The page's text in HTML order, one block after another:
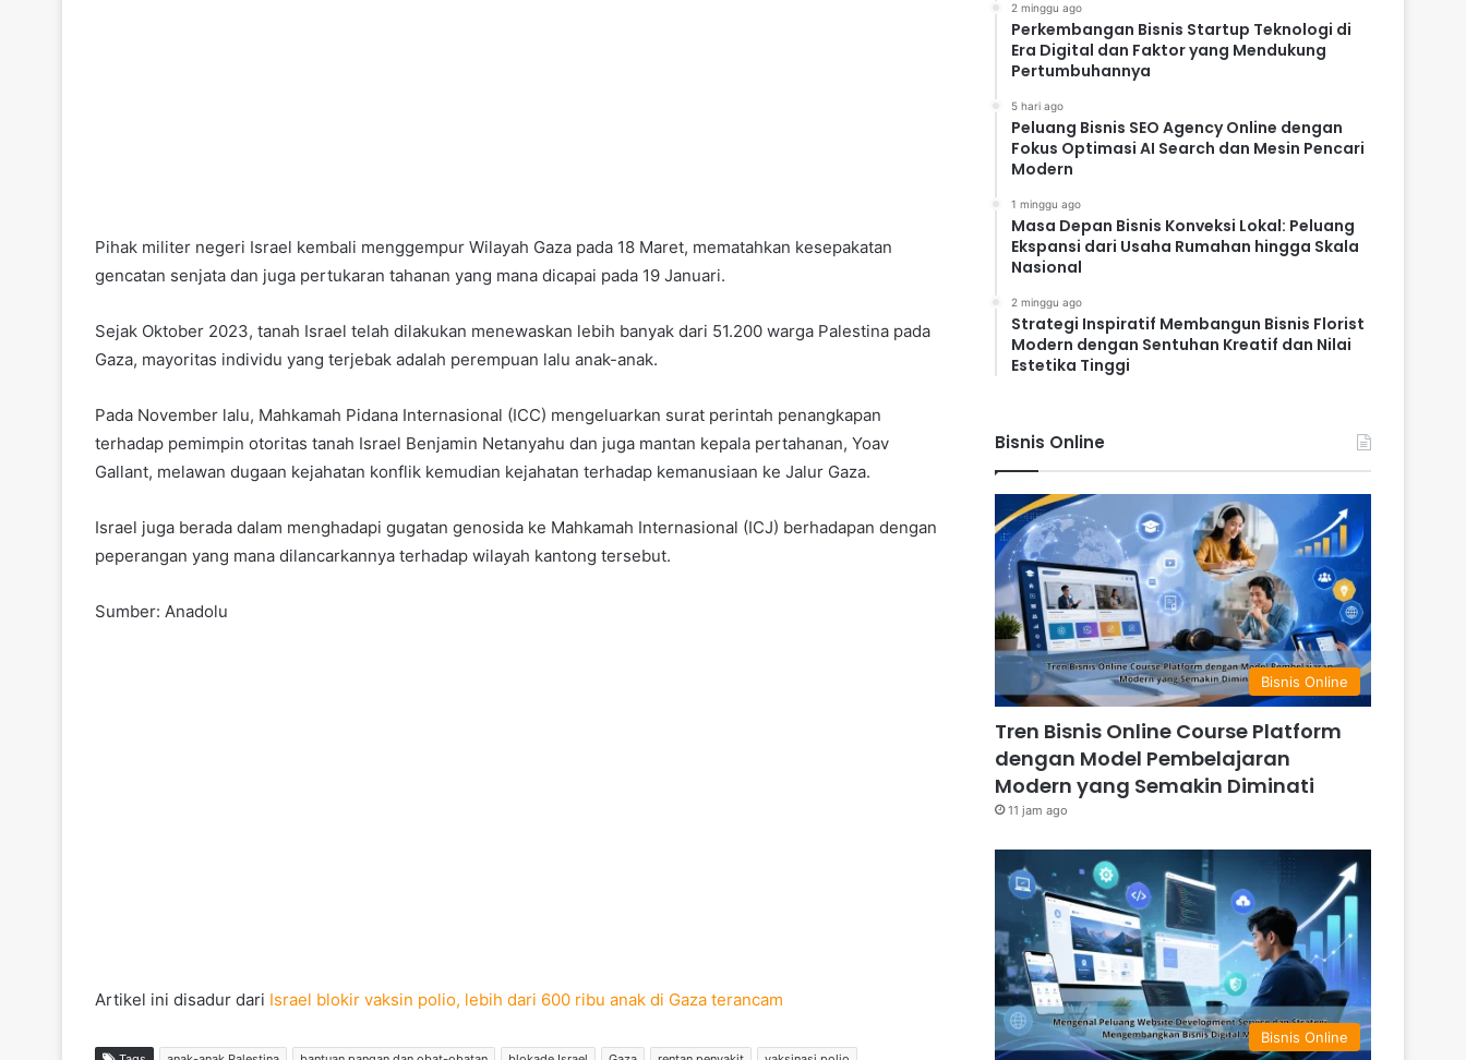
Pihak militer negeri Israel kembali menggempur Wilayah Gaza pada 18 Maret, mematahkan kesepakatan
gencatan senjata dan juga pertukaran tahanan yang mana dicapai pada 19 Januari.
Sejak Oktober 2023, tanah Israel telah dilakukan menewaskan lebih banyak dari 51.200 warga Palestina pada
Gaza, mayoritas individu yang terjebak adalah perempuan lalu anak-anak.
Pada November lalu, Mahkamah Pidana Internasional (ICC) mengeluarkan surat perintah penangkapan
terhadap pemimpin otoritas tanah Israel Benjamin Netanyahu dan juga mantan kepala pertahanan, Yoav
Gallant, melawan dugaan kejahatan konflik kemudian kejahatan terhadap kemanusiaan ke Jalur Gaza.
Israel juga berada dalam menghadapi gugatan genosida ke Mahkamah Internasional (ICJ) berhadapan dengan
peperangan yang mana dilancarkannya terhadap wilayah kantong tersebut.
Sumber: Anadolu
Artikel ini disadur dari Israel blokir vaksin polio, lebih dari 600 ribu anak di Gaza terancam
2 minggu ago
Perkembangan Bisnis Startup Teknologi di
Era Digital dan Faktor yang Mendukung
Pertumbuhannya
5 hari ago
Peluang Bisnis SEO Agency Online dengan
Fokus Optimasi AI Search dan Mesin Pencari
Modern
1 minggu ago
Masa Depan Bisnis Konveksi Lokal: Peluang
Ekspansi dari Usaha Rumahan hingga Skala
Nasional
2 minggu ago
Strategi Inspiratif Membangun Bisnis Florist
Modern dengan Sentuhan Kreatif dan Nilai
Estetika Tinggi
Bisnis Online
Bisnis Online
Tren Bisnis Online Course Platform
dengan Model Pembelajaran
Modern yang Semakin Diminati
11 jam ago
Bisnis Online